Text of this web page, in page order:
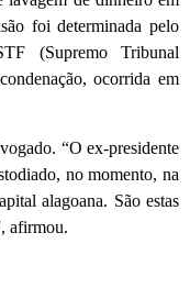
foi determinada pelo
(Supremo Tribunal
ocorrida em
“O ex-presidente
no momento, na
alagoana. São estas
afirmou.